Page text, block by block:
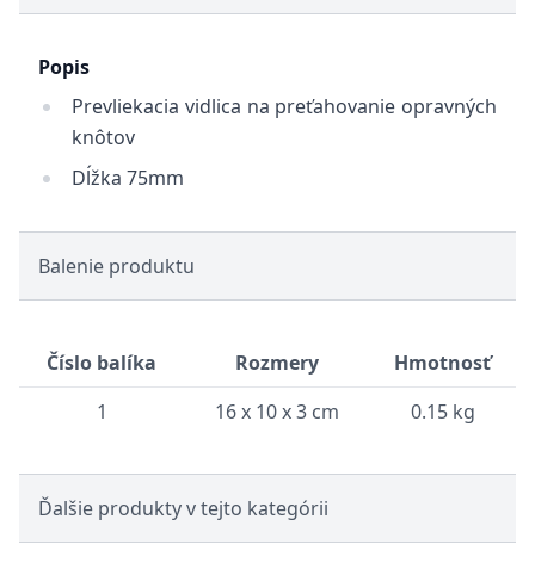
Popis
Prevliekacia vidlica na preťahovanie opravných
knôtov
Dĺžka 75mm
Balenie produktu
Číslo balíka Rozmery
Hmotnosť
1
16 x 10 x 3 cm 0.15 kg
Ďalšie produkty v tejto kategórii